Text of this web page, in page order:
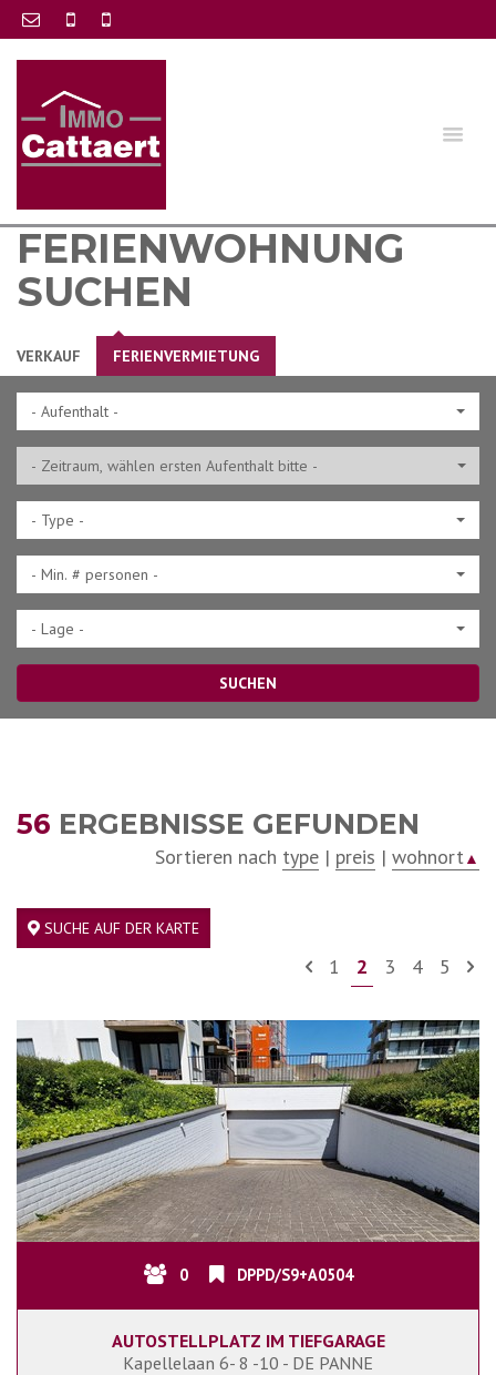
FERIENWOHNUNG
SUCHEN
- Aufenthalt -
- Type -
- Min. # personen -
- Lage -
SUCHEN
VERKAUF FERIENVERMIETUNG
56 ERGEBNISSE GEFUNDEN
Sortieren nach type | preis | wohnort▲
SUCHE AUF DER KARTE
1 2 3 4 5
0 DPPD/S9+A0504
AUTOSTELLPLATZ IM TIEFGARAGE
Kapellelaan 6- 8 -10 - DE PANNE